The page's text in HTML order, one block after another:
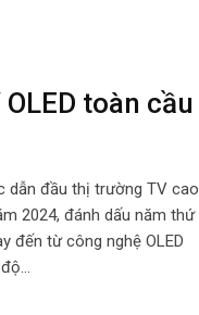
toàn cầu
dẫn đầu thị trường TV cao
2024, đánh dấu năm thứ
đến từ công nghệ OLED